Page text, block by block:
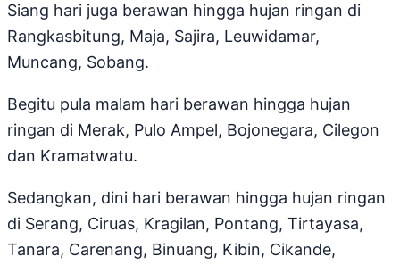
Siang hari juga berawan hingga hujan ringan di
Rangkasbitung, Maja, Sajira, Leuwidamar,
Muncang, Sobang.
Begitu pula malam hari berawan hingga hujan
ringan di Merak, Pulo Ampel, Bojonegara, Cilegon
dan Kramatwatu.
Sedangkan, dini hari berawan hingga hujan ringan
di Serang, Ciruas, Kragilan, Pontang, Tirtayasa,
Tanara, Carenang, Binuang, Kibin, Cikande,